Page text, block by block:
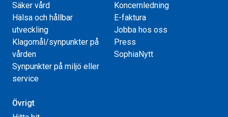
Säker vård
Hälsa och hållbar
utveckling
Klagomål/synpunkter på
vården
Synpunkter på miljö eller
service
Koncernledning
E-faktura
Jobba hos oss
Press
SophiaNytt
Övrigt